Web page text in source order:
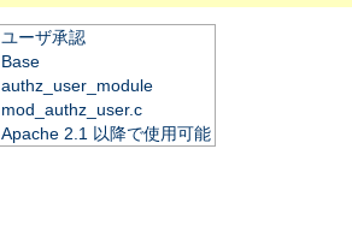
ユーザ承認
Base
authz_user_module
mod_authz_user.c
Apache 2.1 以降で使用可能